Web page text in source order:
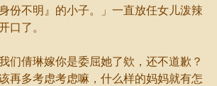
份不明』的小子。」一直放任女儿泼辣
口了。
倩琳嫁你是委屈她了欸，还不道歉？
再多考虑考虑嘛，什么样的妈妈就有怎